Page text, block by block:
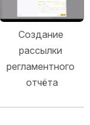
Создание
рассылки
регламентного
отчёта